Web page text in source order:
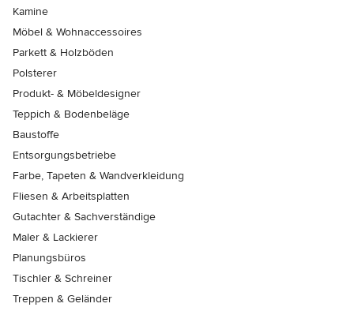
Kamine
Möbel & Wohnaccessoires
Parkett & Holzböden
Polsterer
Produkt- & Möbeldesigner
Teppich & Bodenbeläge
Baustoffe
Entsorgungsbetriebe
Farbe, Tapeten & Wandverkleidung
Fliesen & Arbeitsplatten
Gutachter & Sachverständige
Maler & Lackierer
Planungsbüros
Tischler & Schreiner
Treppen & Geländer